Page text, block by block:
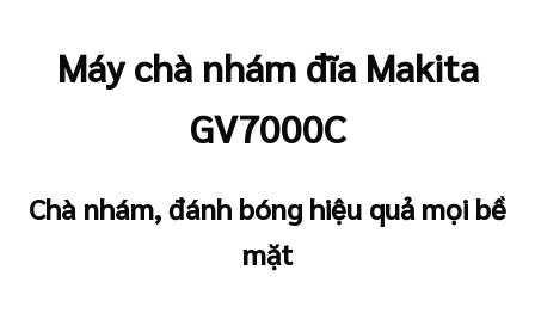
Máy chà nhám đĩa Makita
GV7000C
Chà nhám, đánh bóng hiệu quả mọi bề
mặt